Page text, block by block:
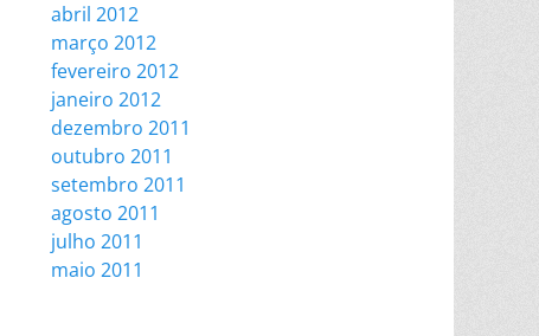
abril 2012
março 2012
fevereiro 2012
janeiro 2012
dezembro 2011
outubro 2011
setembro 2011
agosto 2011
julho 2011
maio 2011